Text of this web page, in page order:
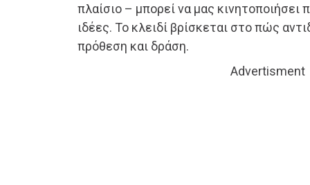
πλαίσιο – μπορεί να μας κινητοποιήσει
ιδέες. Το κλειδί βρίσκεται στο πώς
πρόθεση και δράση.
Advertisment